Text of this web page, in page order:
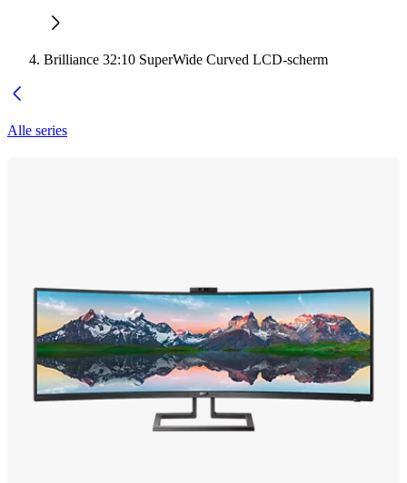
Brilliance 32:10 SuperWide Curved LCD-scherm
Alle series